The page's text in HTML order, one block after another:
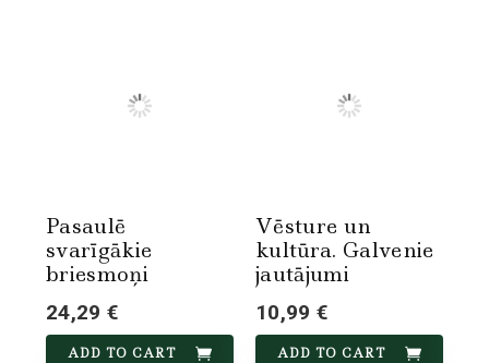
Pasaulē
svarīgākie
briesmoņi
24,29 €
ADD TO CART
Vēsture un
kultūra. Galvenie
jautājumi
10,99 €
ADD TO CART